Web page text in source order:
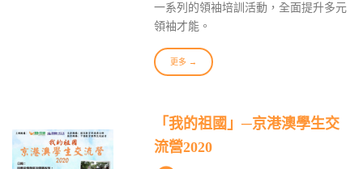
一系列的領袖培訓活動，全面提升多元
領袖才能。
更多 →
「我的祖國」─京港澳學生交
流營2020